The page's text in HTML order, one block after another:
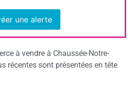
une alerte
à vendre à Chaussée-Notre-
récentes sont présentées en tête